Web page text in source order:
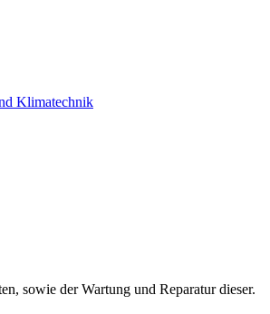
Klimatechnik
sowie der Wartung und Reparatur dieser.